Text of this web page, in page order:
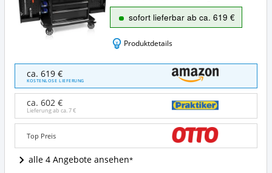
sofort lieferbar ab ca. 619 €
Produktdetails
Merschbrock
Trade
GmbH
Werkzeugwagen
Angebote:
Wo
dieser
Werkstattwagen
(leer)
ca. 619 €
KOSTENLOSE LIEFERUNG
ca. 602 €
Lieferung ab ca.7 €
Top Preis
alle 4 Angebote ansehen